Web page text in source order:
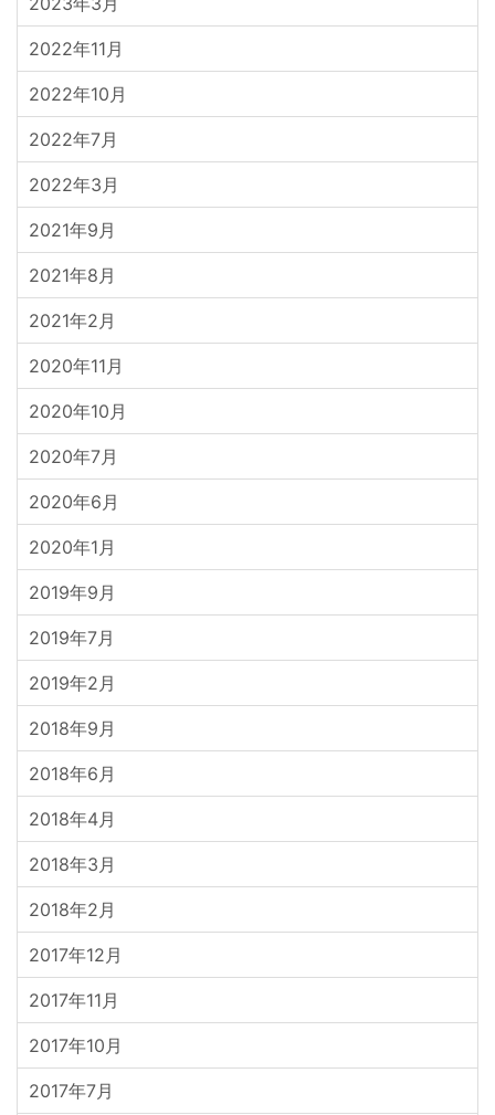
2022年11月
2022年10月
2022年7月
2022年3月
2021年9月
2021年8月
2021年2月
2020年11月
2020年10月
2020年7月
2020年6月
2020年1月
2019年9月
2019年7月
2019年2月
2018年9月
2018年6月
2018年4月
2018年3月
2018年2月
2017年12月
2017年11月
2017年10月
2017年7月